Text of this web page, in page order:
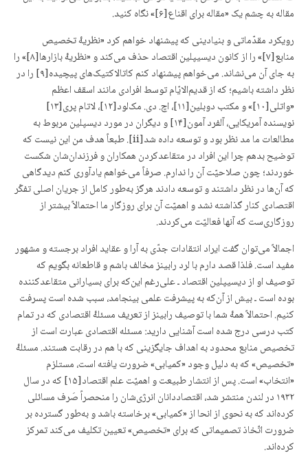
مقاله به چشم یک «مقاله برای اقناع[۶]» نگاه کنید.
رویکرد مقدّماتی و بنیادینی که پیشنهاد خواهم کرد «نظریۀ تخصیص
منابع[۷]» را از کانون دیسیپلین اقتصاد حذف می‌کند و «نظریۀ بازارها[۸]» را
به جای آن می‌نشاند. می‌خواهم پیشنهاد کنم کاتالاکتیک‌های پیچیده[۹] را در
نظر داشته باشیم؛ که از قدیم‌الایّام توسط افرادی مانند اسقف اعظم
«واتلی[۱۰]» و مکتب دوبلین[۱۱]، اچ. دی. مک‌لود[۱۲]، لاتام پری[۱۳]
نویسنده آمریکایی، آلفرد آمون[۱۴] و دیگران در مورد دیسپلین مربوط به
مطالعات ما مد نظر بود و توسعه داده شد[ii]. طبعاً هدف من این نیست که
توضیح بدهم چرا این افراد در متقاعدکردن همکاران و فرزندان‌شان شکست
خوردند؛ چون صلاحیّت آن را ندارم. صرفاً می‌خواهم یادآوری کنم دیدگاهی
که آن‌ها در نظر داشتند و توسعه دادند هرگز به‌طور کامل از جریان اصلی تفکّر
اقتصادی کنار گذاشته نشد و اهمیّت آن برای روزگار ما احتمالاً بیشتر از
روزگاری‌ست که آن‎ها فعالیّت می‌کردند.
اجمالاً می‌توان گفت ایراد انتقادات جدّی به آرا و عقاید افراد برجسته و مشهور
مفید است. فلذا قصد دارم با لرد رابینز مخالف باشم و قاطعانه بگویم که
توصیف او از دیسیپلین اقتصاد ـ علی‌رغم این‌که برای بسیارانی متقاعدکننده
بوده است ـ بیش از آن‌که به پیشرفت علمی بینجامد، سبب شده است پسرفت
کنیم. احتمالاً همۀ شما با توصیف رابینز از تعریف مسئلۀ اقتصادی که در تمام
کتب درسی درج شده است آشنایی دارید: مسئله اقتصادی عبارت است از
تخصیص منابع محدود به اهداف جایگزینی که با هم در رقابت هستند. مسئلۀ
«تخصیص» که به دلیل وجود «کمیابی» ضرورت یافته است، مستلزم
«انتخاب» است. پس از انتشار طبیعت و اهمیّت علم اقتصاد[۱۵] که در سال
۱۹۳۲ در لندن منتشر شد، اقتصاددانان انرژی‌شان را منحصراً صَرف مسائلی
کرده‌اند که به نحوی از انحا از «کمیابی» برخاسته باشد و به‌طور گسترده بر
ضرورت اتّخاذ تصمیماتی که برای «تخصیص» تعیین تکلیف می‌کند تمرکز
کرده‌اند.